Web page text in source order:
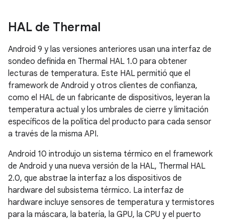
HAL de Thermal
Android 9 y las versiones anteriores usan una interfaz de
sondeo definida en Thermal HAL 1.0 para obtener
lecturas de temperatura. Este HAL permitió que el
framework de Android y otros clientes de confianza,
como el HAL de un fabricante de dispositivos, leyeran la
temperatura actual y los umbrales de cierre y limitación
específicos de la política del producto para cada sensor
a través de la misma API.
Android 10 introdujo un sistema térmico en el framework
de Android y una nueva versión de la HAL, Thermal HAL
2.0, que abstrae la interfaz a los dispositivos de
hardware del subsistema térmico. La interfaz de
hardware incluye sensores de temperatura y termistores
para la máscara, la batería, la GPU, la CPU y el puerto